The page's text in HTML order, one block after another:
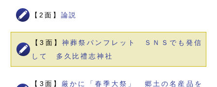
【2面】 論説
【3面】 神葬祭パンフレット ＳＮＳでも発信
して 多久比禮志神社
【3面】 厳かに「春季大祭」 郷土の名産品を